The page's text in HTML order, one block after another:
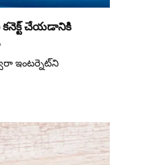
చేయడానికి
ఇంటర్నెట్‌ని